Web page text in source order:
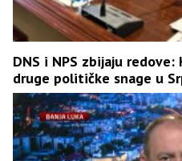
DNS i NPS zbijaju
druge političke snage u